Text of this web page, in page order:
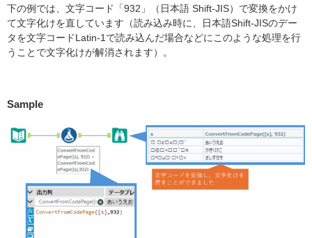
下の例では、文字コード「932」（日本語 Shift-JIS）で変換をかけ
て文字化けを直しています（読み込み時に、日本語Shift-JISのデー
タを文字コードLatin-1で読み込んだ場合などにこのような処理を行
うことで文字化けが解消されます）。
Sample